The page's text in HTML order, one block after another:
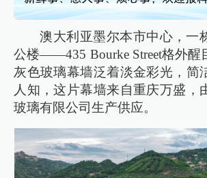
澳大利亚墨尔本市中心，一
公楼——435 Bourke Street格外醒
灰色玻璃幕墙泛着淡金彩光，简
人知，这片幕墙来自重庆万盛，
玻璃有限公司生产供应。